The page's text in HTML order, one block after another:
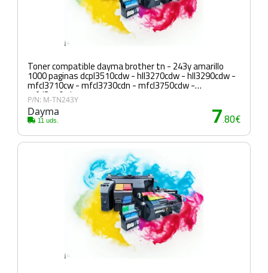
Toner compatible dayma brother tn - 243y amarillo
1000 paginas dcpl3510cdw - hll3270cdw - hll3290cdw -
mfcl3710cw - mfcl3730cdn - mfcl3750cdw -
mfcl3770cdw
P/N: M-TN243Y
Dayma
11 uds. 7.80€